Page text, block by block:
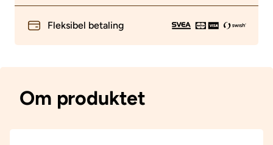
Fleksibel betaling
Om produktet